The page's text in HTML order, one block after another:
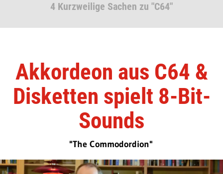
4 Kurzweilige Sachen zu "C64"
Akkordeon aus C64 &
Disketten spielt 8-Bit-
Sounds
"The Commodordion"